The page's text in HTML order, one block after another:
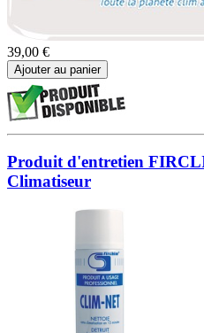
39,00 €
Ajouter au panier
Produit d'entretien
Climatiseur